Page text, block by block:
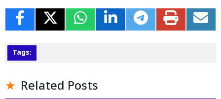
Tags:
Related Posts